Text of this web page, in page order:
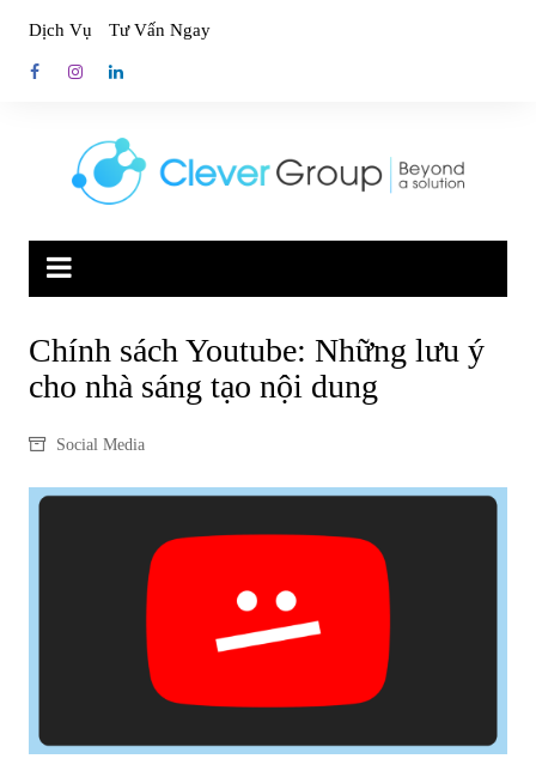
content
Dịch Vụ Tư Vấn Ngay
Chính sách Youtube: Những lưu ý
cho nhà sáng tạo nội dung
Social Media